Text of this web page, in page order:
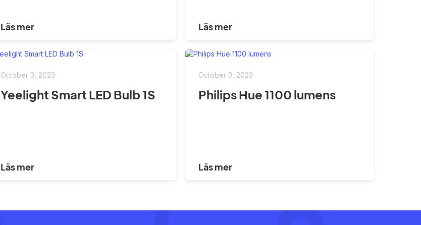
Läs mer Läs mer
October 3, 2023
Yeelight Smart LED Bulb 1S
Läs mer
October 3, 2023
Philips Hue 1100 lumens
Läs mer